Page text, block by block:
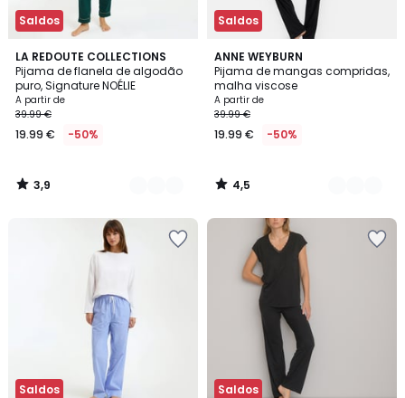
Saldos
LA REDOUTE COLLECTIONS
Pijama de flanela de algodão
puro, Signature NOÉLIE
A partir de
39.99 €
19.99 € -50%
3,9
/ 5
3
Cores
3,9
/
Saldos
ANNE WEYBURN
Pijama de mangas compridas,
malha viscose
A partir de
39.99 €
19.99 € -50%
4,5
/ 5
2
Cores
4,5
/
Saldos Saldos